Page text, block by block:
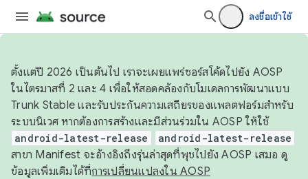
ลงชื่อเข้าใช้
ตั้งแต่ปี 2026 เป็นต้นไป เราจะเผยแพร่ซอร์สโค้ดไปยัง AOSP
ในไตรมาสที่ 2 และ 4 เพื่อให้สอดคล้องกับโมเดลการพัฒนาแบบ
Trunk Stable และรับประกันความเสถียรของแพลตฟอร์มสำหรับ
ระบบนิเวศ หากต้องการสร้างและมีส่วนร่วมใน AOSP ให้ใช้
android-latest-release android-latest-release
สาขา Manifest จะอ้างอิงถึงรุ่นล่าสุดที่พุชไปยัง AOSP เสมอ ดู
ข้อมูลเพิ่มเติมได้ที่การเปลี่ยนแปลงใน AOSP